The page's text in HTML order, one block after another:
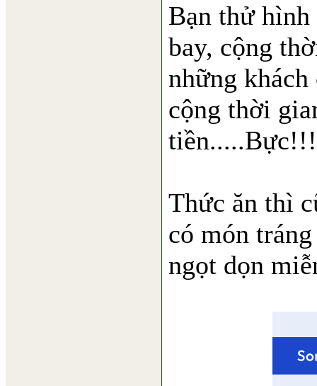
Bạn thử
bay, cộng
những
cộng thời
tiền.....Bực!!!
Thức ăn thì
có món
ngọt dọn